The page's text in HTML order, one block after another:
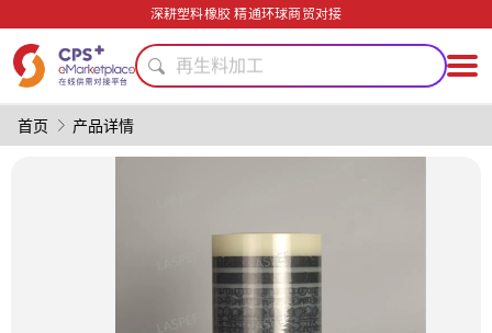
深耕塑料橡胶 精通环球商贸对接
定制化
再生料加工
功能薄膜
PP
绿色成型方案
定制化
精密注塑
首页 产品详情